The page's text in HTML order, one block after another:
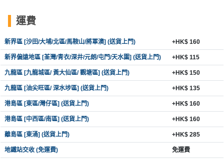
束
及
花
藝
禮
品
訂
製
禮
物
場
日
拍
拖
企
業
/
公
司
活
動
知
件
夾
時
間
神
器
情
侶
心
願
聯
絡
我
們
關
於
我
們
運費
新界區 [沙田/大埔/北區/馬鞍山/將軍澳] (送貨上門) +HK$ 160
新界偏遠地區 [荃灣/青衣/深井/元朗/屯門/天水圍] (送貨上門) +HK$ 115
九龍區 [九龍城區/ 黃大仙區/ 觀塘區] (送貨上門) +HK$ 150
九龍區 [油尖旺區/ 深水埗區] (送貨上門) +HK$ 135
港島區 [東區/灣仔區] (送貨上門) +HK$ 160
港島區 [中西區/南區] (送貨上門) +HK$ 160
離島區 [東涌] (送貨上門) +HK$ 285
地鐵站交收 (免運費) 免運費